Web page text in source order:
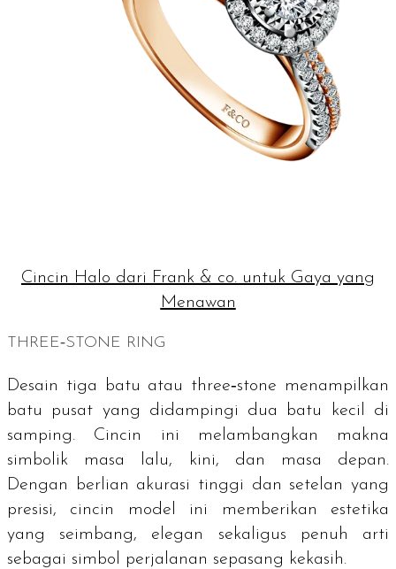
Cincin Halo dari Frank & co. untuk Gaya yang
Menawan
THREE‑STONE RING
Desain tiga batu atau three‑stone menampilkan
batu pusat yang didampingi dua batu kecil di
samping. Cincin ini melambangkan makna
simbolik masa lalu, kini, dan masa depan.
Dengan berlian akurasi tinggi dan setelan yang
presisi, cincin model ini memberikan estetika
yang seimbang, elegan sekaligus penuh arti
sebagai simbol perjalanan sepasang kekasih.